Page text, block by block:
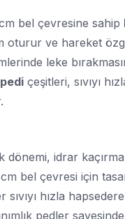
bel çevresine sahip
oturur ve hareket
leke
çeşitleri, sıvıyı
dönemi, idrar
bel çevresi için
sıvıyı hızla
pedler